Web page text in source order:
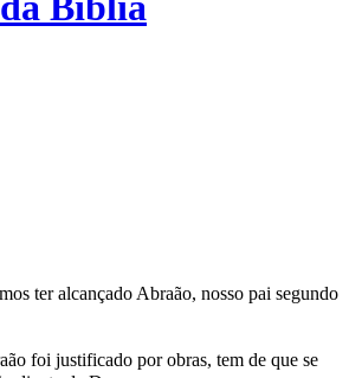
ter alcançado Abraão, nosso pai segundo
foi justificado por obras, tem de que se